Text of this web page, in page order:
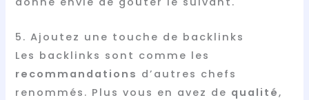
5. Ajoutez une touche de backlinks
Les backlinks sont comme les
recommandations d’autres chefs
renommés. Plus vous en avez de qualité,